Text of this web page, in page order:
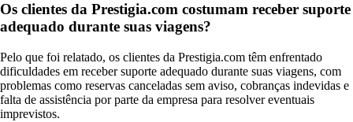
Os clientes da Prestigia.com costumam receber suporte
adequado durante suas viagens?
Pelo que foi relatado, os clientes da Prestigia.com têm enfrentado
dificuldades em receber suporte adequado durante suas viagens, com
problemas como reservas canceladas sem aviso, cobranças indevidas e
falta de assistência por parte da empresa para resolver eventuais
imprevistos.